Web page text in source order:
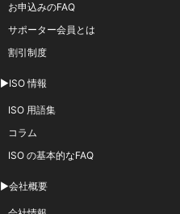
お申込みのFAQ
サポーター会員とは
割引制度
▶ISO 情報
ISO 用語集
コラム
ISO の基本的なFAQ
▶会社概要